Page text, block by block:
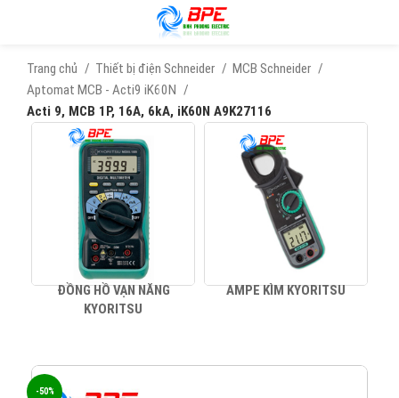
Trang chủ Thiết bị điện Schneider
MCB Schneider
Aptomat MCB - Acti9 iK60N
Acti 9, MCB 1P, 16A, 6kA, iK60N A9K27116
ĐỒNG HỒ VẠN NĂNG
KYORITSU
AMPE KÌM KYORITSU
-50%